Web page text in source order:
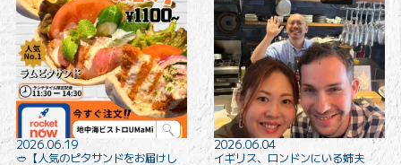
2026.06.19
🥙【人気のピタサンドをお届けし
2026.06.04
イギリス、ロンドンにいる姉夫